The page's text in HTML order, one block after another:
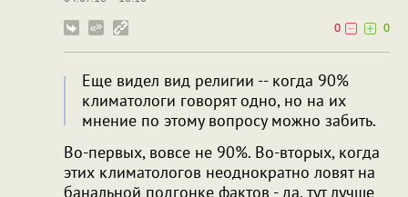
0
0
Еще видел вид религии -- когда 90%
климатологи говорят одно, но на их
мнение по этому вопросу можно забить.
Во-первых, вовсе не 90%. Во-вторых, когда
этих климатологов неоднократно ловят на
банальной подгонке фактов - да, тут лучше